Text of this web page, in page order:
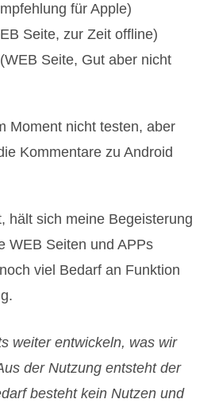
für Apple)
Seite, zur Zeit offline)
Seite, Gut aber nicht
Moment nicht testen, aber
Kommentare zu Android
hält sich meine Begeisterung
WEB Seiten und APPs
viel Bedarf an Funktion
weiter entwickeln, was wir
der Nutzung entsteht der
besteht kein Nutzen und